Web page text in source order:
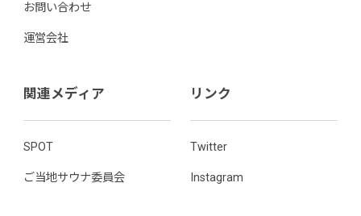
お問い合わせ
運営会社
関連メディア
SPOT
ご当地サウナ委員会
リンク
Twitter
Instagram